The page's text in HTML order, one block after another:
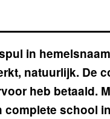
in
natuurlijk. De
heb betaald.
school